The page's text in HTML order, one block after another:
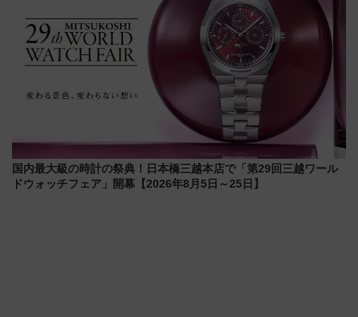
国内最大級の時計の祭典！日本橋三越本店で「第29回三越ワール
ドウォッチフェア」開幕【2026年8月5日～25日】